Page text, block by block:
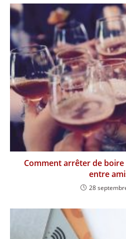
Comment arrêter de
entre
28